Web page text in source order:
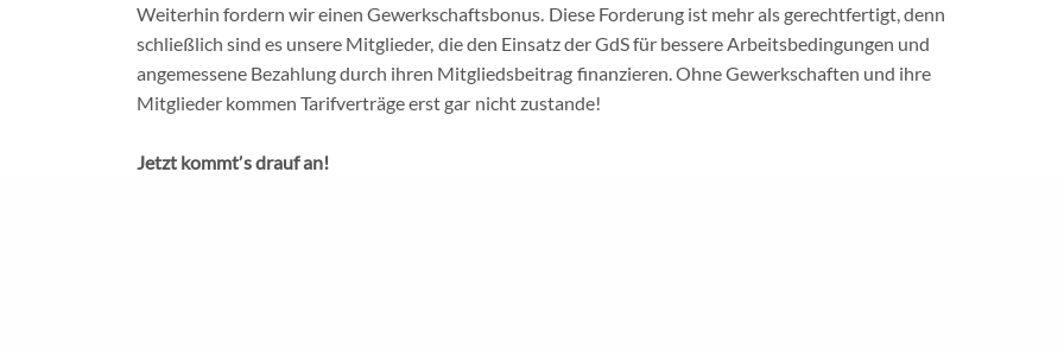
Weiterhin fordern wir einen Gewerkschaftsbonus. Diese Forderung ist mehr als gerechtfertigt, denn
schließlich sind es unsere Mitglieder, die den Einsatz der GdS für bessere Arbeitsbedingungen und
angemessene Bezahlung durch ihren Mitgliedsbeitrag finanzieren. Ohne Gewerkschaften und ihre
Mitglieder kommen Tarifverträge erst gar nicht zustande!
Jetzt kommtʼs drauf an!